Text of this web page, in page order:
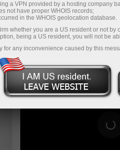
Abra una cuenta
Abra una
a VPN provided by a hosting company
not have proper WHOIS records;
in the WHOIS geolocation database.
whether you are a US resident or not by
being a US resident, you will not be
for any inconvenience caused by this